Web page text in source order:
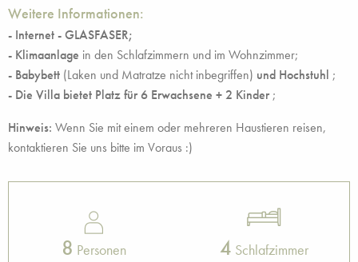
Weitere Informationen:
- Internet - GLASFASER;
- Klimaanlage in den Schlafzimmern und im Wohnzimmer;
- Babybett (Laken und Matratze nicht inbegriffen) und Hochstuhl ;
- Die Villa bietet Platz für 6 Erwachsene + 2 Kinder;
Hinweis: Wenn Sie mit einem oder mehreren Haustieren reisen,
kontaktieren Sie uns bitte im Voraus :)
8 Personen 4 Schlafzimmer